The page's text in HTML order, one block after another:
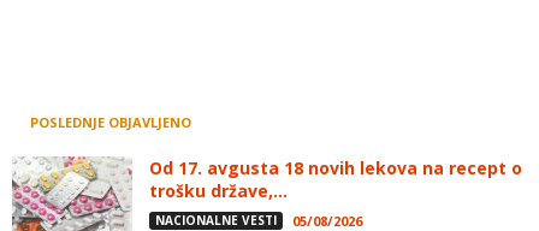
POSLEDNJE OBJAVLJENO
Od 17. avgusta 18 novih lekova na recept o
trošku države,...
NACIONALNE VESTI 05/08/2026